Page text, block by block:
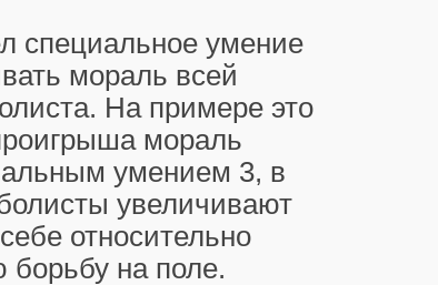
специальное умение
мораль всей
На примере это
мораль
умением 3, в
увеличивают
относительно
на поле.